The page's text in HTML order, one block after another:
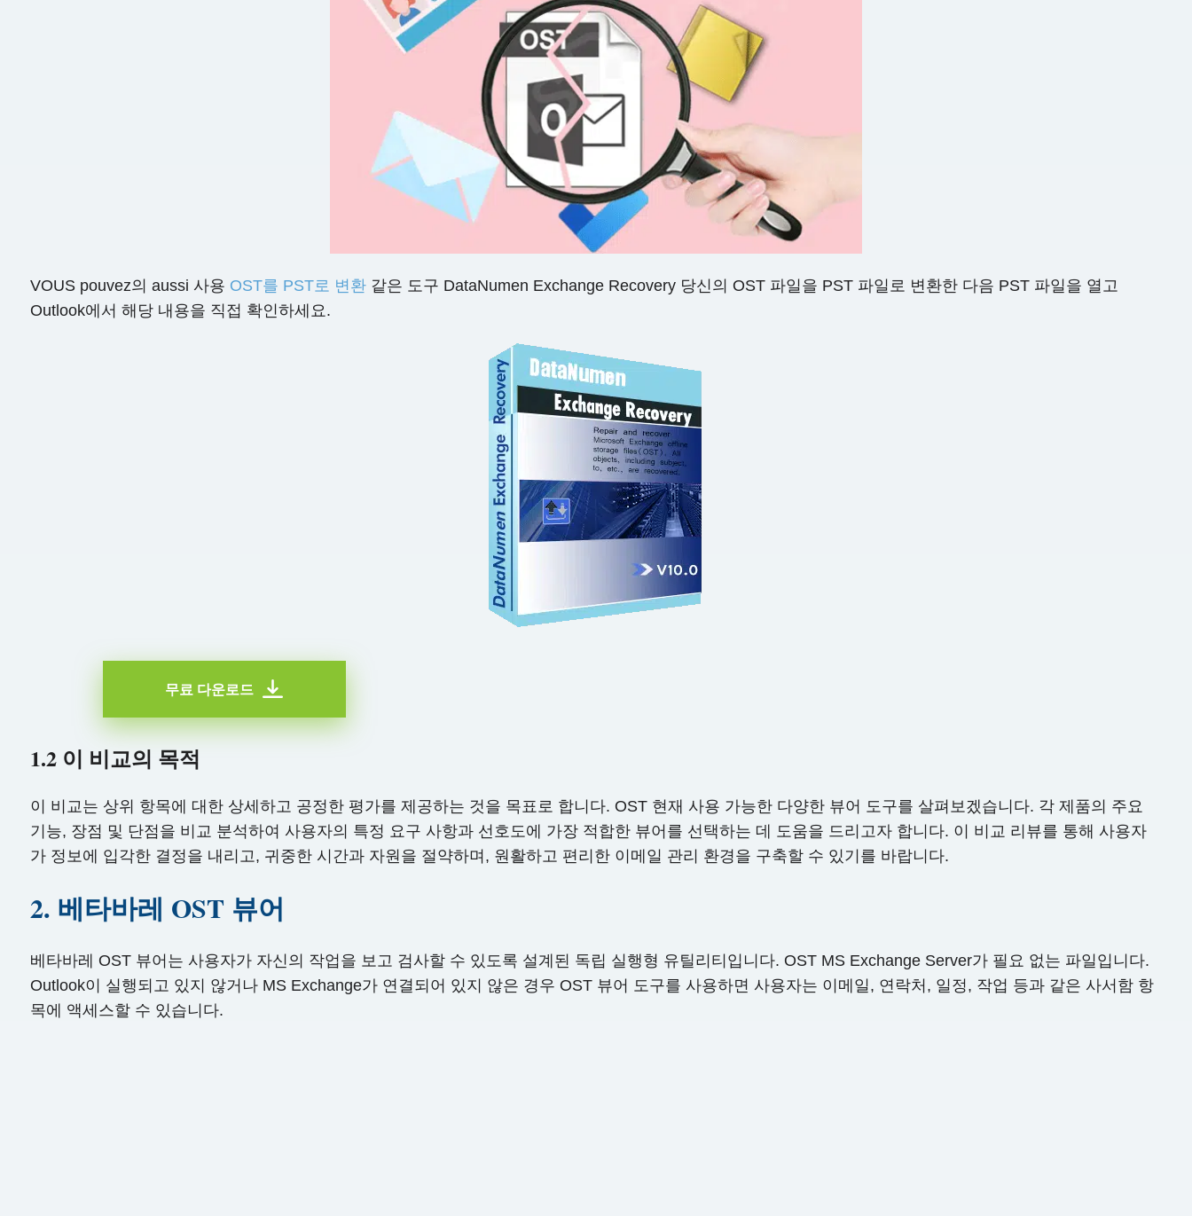
VOUS pouvez의 aussi 사용 OST를 PST로 변환같은 도구 DataNumen Exchange Recovery 당신의 OST 파일을 PST 파일로 변환한 다음 PST 파일을 열고
Outlook에서 해당 내용을 직접 확인하세요.
무료 다운로드
1.2 이 비교의 목적
이 비교는 상위 항목에 대한 상세하고 공정한 평가를 제공하는 것을 목표로 합니다. OST 현재 사용 가능한 다양한 뷰어 도구를 살펴보겠습니다. 각 제품의 주요
기능, 장점 및 단점을 비교 분석하여 사용자의 특정 요구 사항과 선호도에 가장 적합한 뷰어를 선택하는 데 도움을 드리고자 합니다. 이 비교 리뷰를 통해 사용자
가 정보에 입각한 결정을 내리고, 귀중한 시간과 자원을 절약하며, 원활하고 편리한 이메일 관리 환경을 구축할 수 있기를 바랍니다.
2. 베타바레 OST 뷰어
베타바레 OST 뷰어는 사용자가 자신의 작업을 보고 검사할 수 있도록 설계된 독립 실행형 유틸리티입니다. OST MS Exchange Server가 필요 없는 파일입니다.
Outlook이 실행되고 있지 않거나 MS Exchange가 연결되어 있지 않은 경우 OST 뷰어 도구를 사용하면 사용자는 이메일, 연락처, 일정, 작업 등과 같은 사서함 항
목에 액세스할 수 있습니다.